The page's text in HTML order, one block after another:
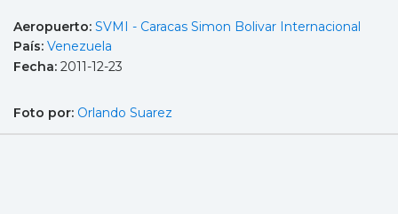
Aeropuerto: SVMI - Caracas Simon Bolivar Internacional
País: Venezuela
Fecha: 2011-12-23
Foto por: Orlando Suarez